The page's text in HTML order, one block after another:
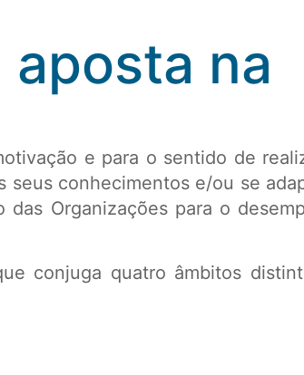
na
e para o sentido de
seus conhecimentos e/ou se
Organizações para o
conjuga quatro âmbitos